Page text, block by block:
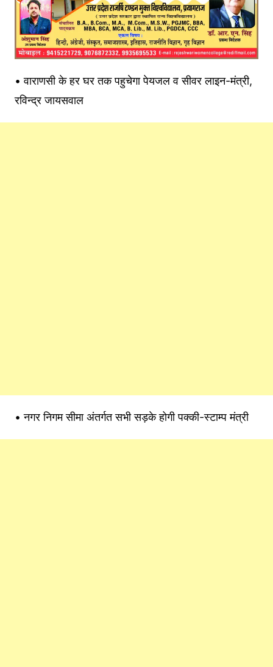
• वाराणसी के हर घर तक पहुचेगा पेयजल व सीवर लाइन-मंत्री,
रविन्द्र जायसवाल
• नगर निगम सीमा अंतर्गत सभी सड़के होगी पक्की-स्टाम्प मंत्री